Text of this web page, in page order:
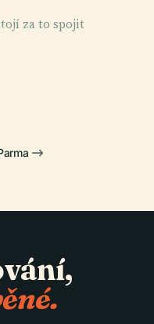
za to spojit
PLACE